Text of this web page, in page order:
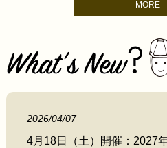
MORE
2026/04/07
4月18日（土）開催：2027